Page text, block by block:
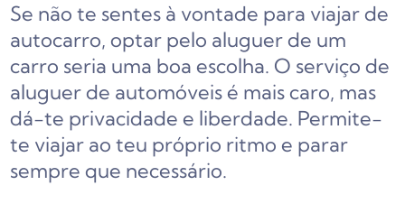
Se não te sentes à vontade para viajar de
autocarro, optar pelo aluguer de um
carro seria uma boa escolha. O serviço de
aluguer de automóveis é mais caro, mas
dá-te privacidade e liberdade. Permite-
te viajar ao teu próprio ritmo e parar
sempre que necessário.